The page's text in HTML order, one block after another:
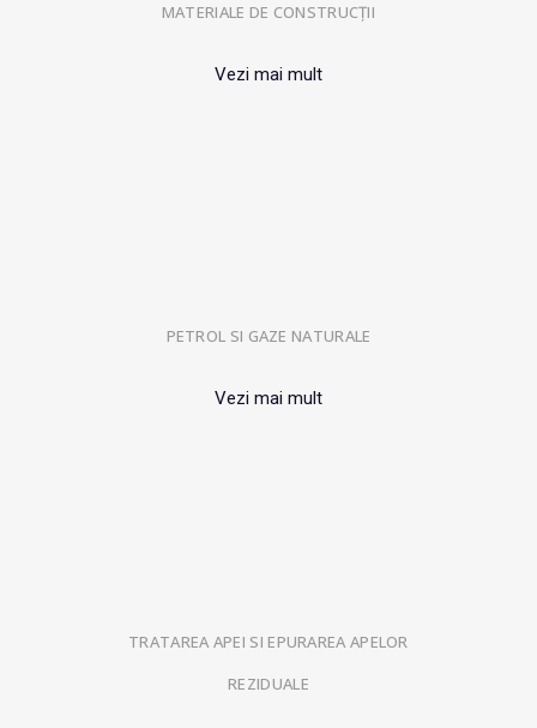
MATERIALE DE CONSTRUCȚII
Vezi mai mult
PETROL SI GAZE NATURALE
Vezi mai mult
TRATAREA APEI SI EPURAREA APELOR
REZIDUALE